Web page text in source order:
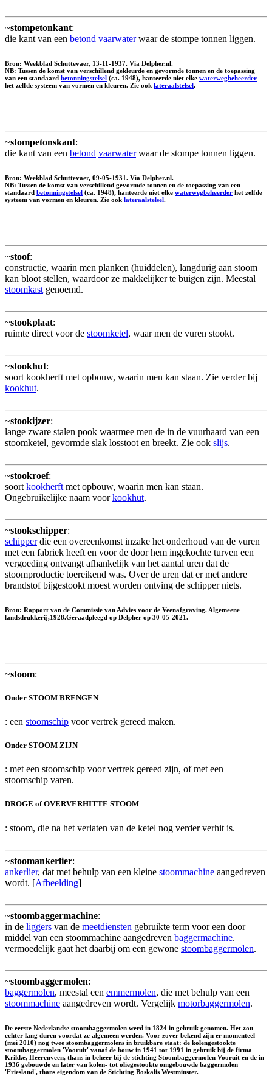
~stompetonkant:
die kant van een betond vaarwaterwaar de stompe tonnen liggen.
Bron: Weekblad Schuttevaer, 13-11-1937. Via Delpher.nl.
NB: Tussen de komst van verschillend gekleurde en gevormde tonnen en de toepassing
van een standaard betonningstelsel (ca. 1948), hanteerde niet elke waterwegbeheerder
het zelfde systeem van vormen en kleuren. Zie ook lateraalstelsel.
~stompetonskant:
die kant van een betond vaarwaterwaar de stompe tonnen liggen.
Bron: Weekblad Schuttevaer, 09-05-1931. Via Delpher.nl.
NB: Tussen de komst van verschillend gevormde tonnen en de toepassing van een
standaard betonningstelsel (ca. 1948), hanteerde niet elke waterwegbeheerder het zelfde
systeem van vormen en kleuren. Zie ook lateraalstelsel.
~stoof:
constructie, waarin men planken (huiddelen), langdurig aan stoom
kan bloot stellen, waardoor ze makkelijker te buigen zijn. Meestal
stoomkast genoemd.
~stookplaat:
ruimte direct voor de stoomketel, waar men de vuren stookt.
~stookhut:
soort kookherft met opbouw, waarin men kan staan. Zie verder bij
kookhut.
~stookijzer:
lange zware stalen pook waarmee men de in de vuurhaard van een
stoomketel, gevormde slak losstoot en breekt. Zie ook slijs.
~stookroef:
soort kookherft met opbouw, waarin men kan staan.
Ongebruikelijke naam voorkookhut.
~stookschipper:
schipperdie een overeenkomst inzake het onderhoud van de vuren
met een fabriek heeft en voor de door hem ingekochte turven een
vergoeding ontvangt afhankelijk van het aantal uren dat de
stoomproductie toereikend was. Over de uren dat er met andere
brandstof bijgestookt moest worden ontving de schipper niets.
Bron: Rapport van de Commissie van Advies voor de Veenafgraving. Algemeene
landsdrukkerij,1928.Geraadpleegd op Delpher op 30-05-2021.
~stoom:
Onder STOOM BRENGEN
: een stoomschip voor vertrek gereed maken.
Onder STOOM ZIJN
: met een stoomschip voor vertrek gereed zijn, of met een
stoomschip varen.
DROGE of OVERVERHITTE STOOM
: stoom, die na het verlaten van de ketel nog verder verhit is.
~stoomankerlier:
ankerlier, dat met behulp van een kleine stoommachine aangedreven
wordt. [Afbeelding]
~stoombaggermachine:
in de liggers van de meetdiensten gebruikte term voor een door
middel van een stoommachine aangedreven baggermachine.
vermoedelijk gaat het daarbij om een gewone stoombaggermolen.
~stoombaggermolen:
baggermolen, meestal een emmermolen, die met behulp van een
stoommachine aangedreven wordt. Vergelijk motorbaggermolen.
De eerste Nederlandse stoombaggermolen werd in 1824 in gebruik genomen. Het zou
echter lang duren voordat ze algemeen werden. Voor zover bekend zijn er momenteel
(mei 2010) nog twee stoombaggermolens in bruikbare staat: de kolengestookte
stoombaggermolen 'Vooruit' vanaf de bouw in 1941 tot 1991 in gebruik bij de firma
Krikke, Heerenveen, thans in beheer bij de stichting Stoombaggermolen Vooruit en de in
1936 gebouwde en later van kolen- tot oliegestookte omgebouwde baggermolen
'Friesland', thans eigendom van de Stichting Boskalis Westminster.